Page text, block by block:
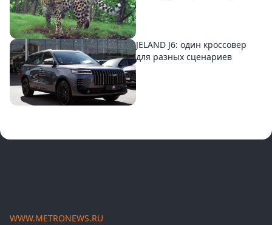
JELAND J6: один кроссовер
для разных сценариев
WWW.METRONEWS.RU